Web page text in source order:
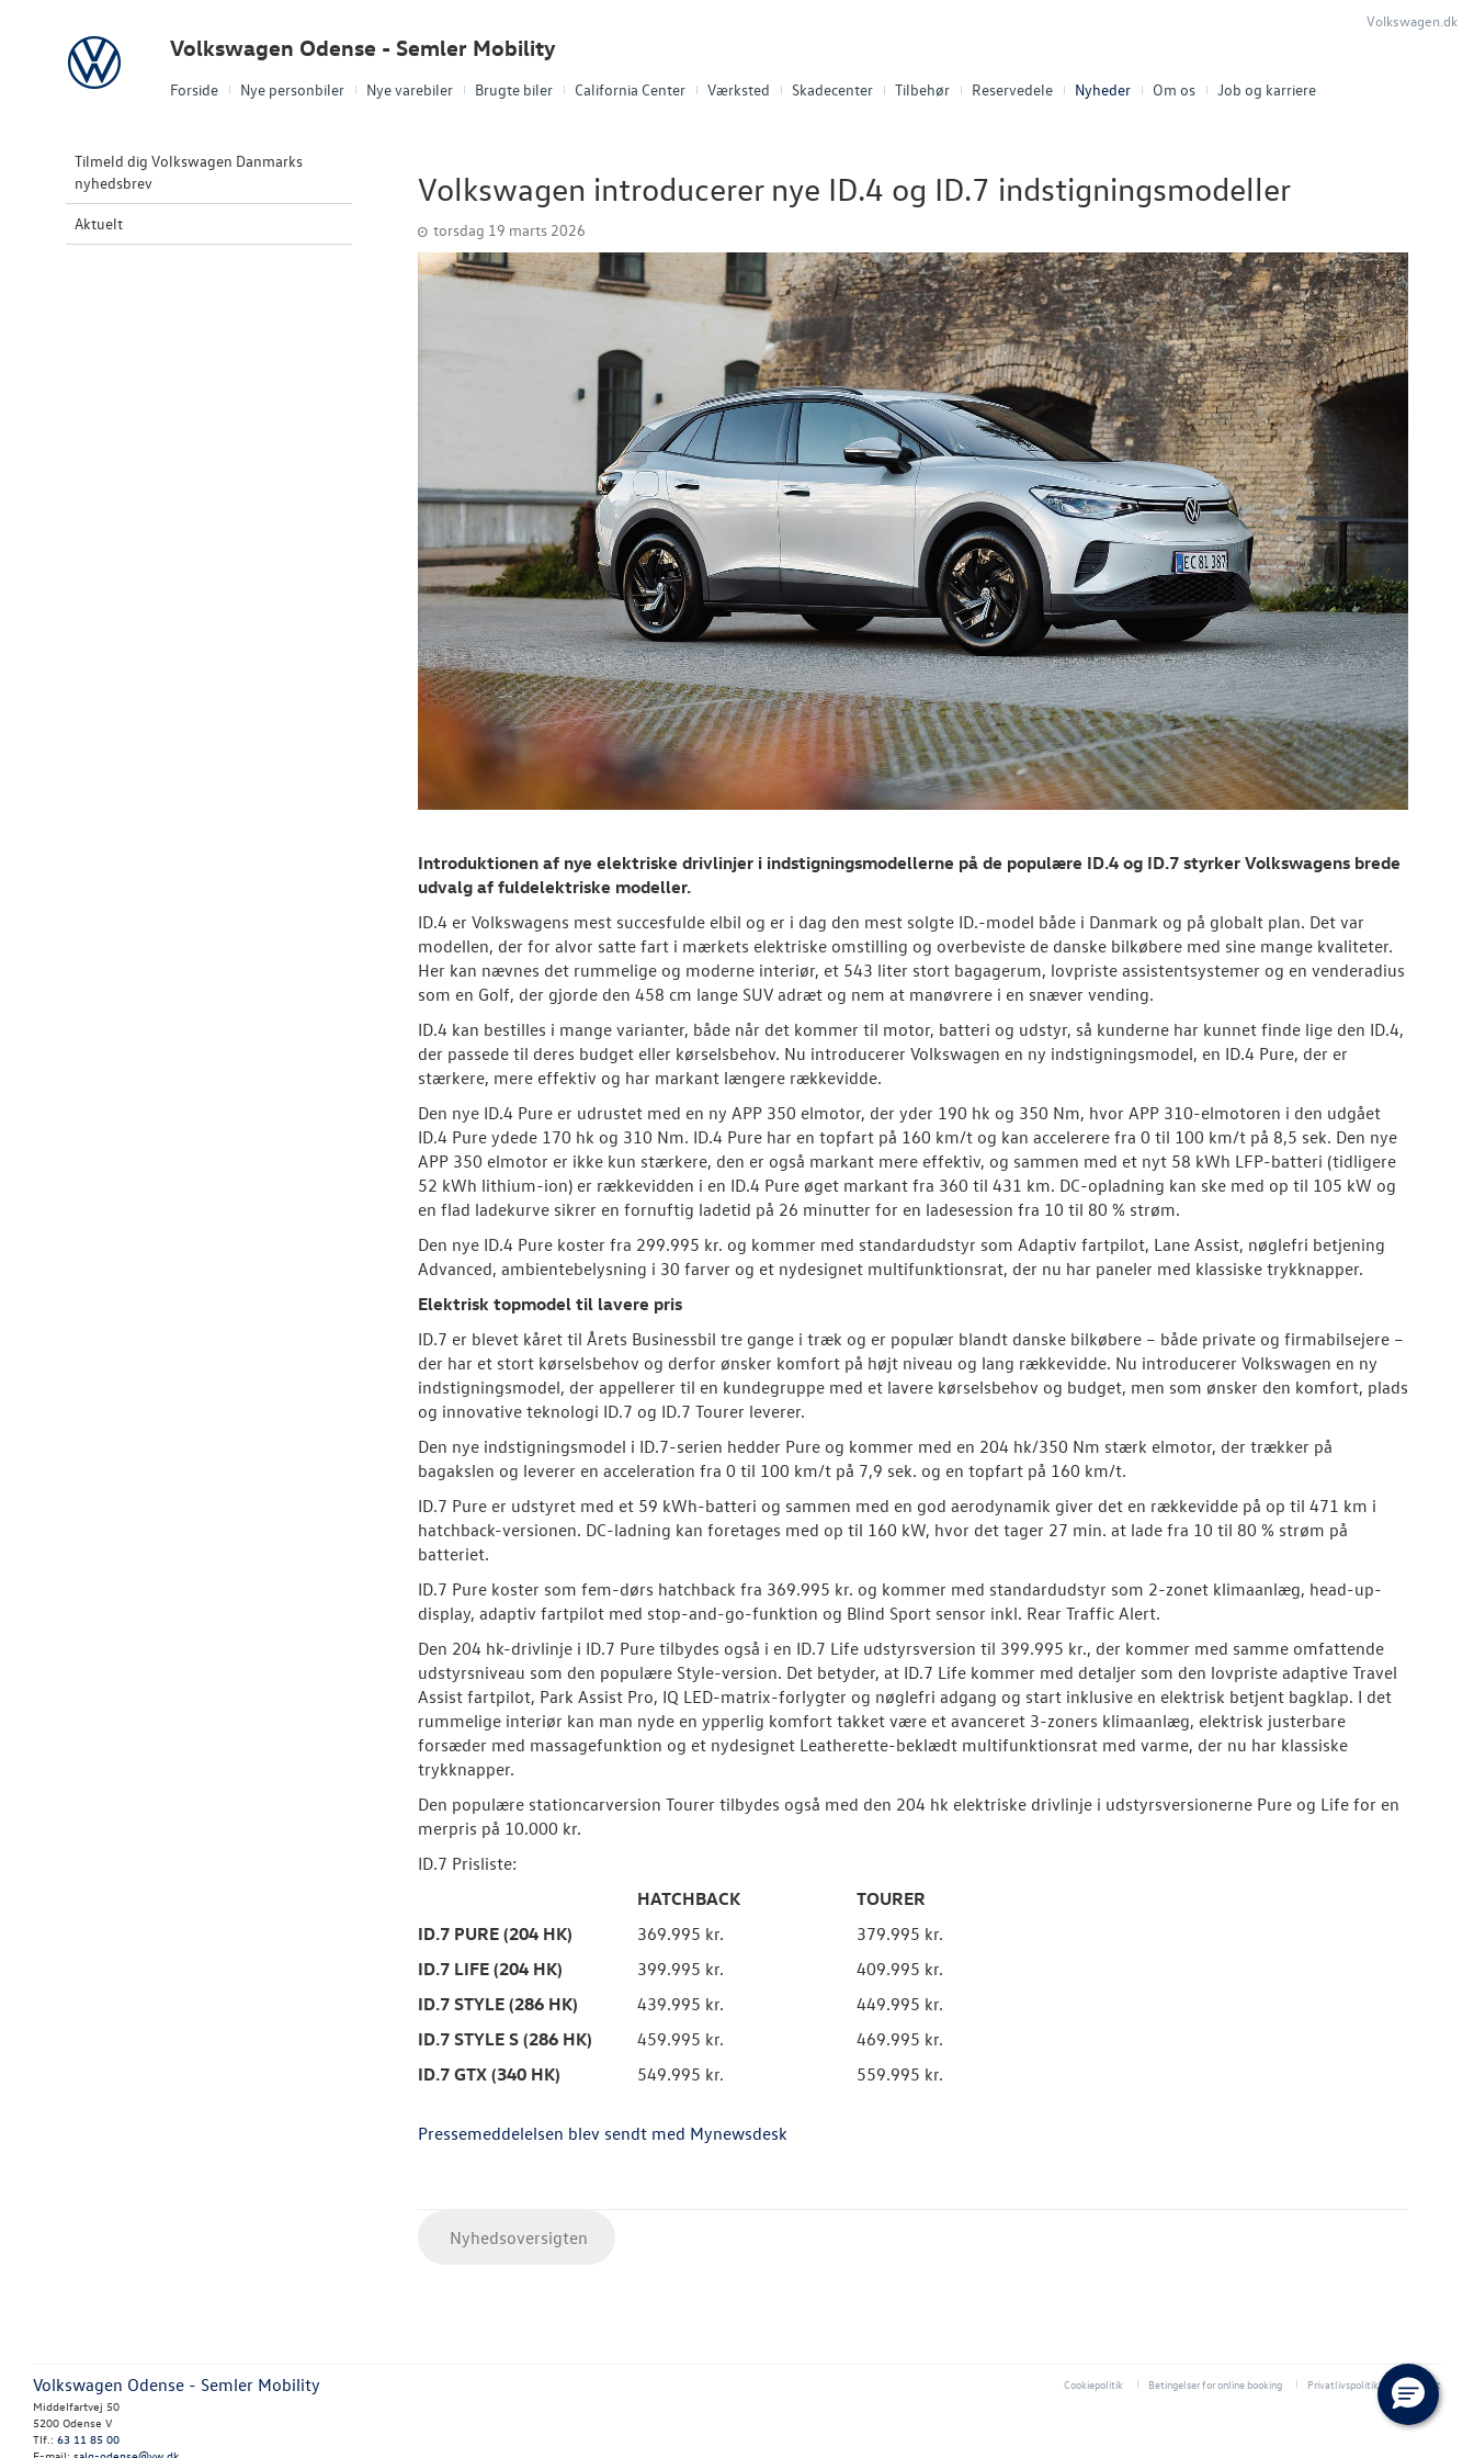
Forside Nye personbiler Nye varebiler Brugte biler California Center Værksted Skadecenter Tilbehør Reservedele Nyheder Om os Job og karriere
Volkswagen Volkswagen Odense - Semler Mobility
Volkswagen.dk
Tilmeld dig Volkswagen Danmarks
nyhedsbrev
Aktuelt
Volkswagen introducerer nye ID.4 og ID.7 indstigningsmodeller
torsdag 19 marts 2026
Introduktionen af nye elektriske drivlinjer i indstigningsmodellerne på de populære ID.4 og ID.7 styrker Volkswagens brede
udvalg af fuldelektriske modeller.
ID.4 er Volkswagens mest succesfulde elbil og er i dag den mest solgte ID.-model både i Danmark og på globalt plan. Det var
modellen, der for alvor satte fart i mærkets elektriske omstilling og overbeviste de danske bilkøbere med sine mange kvaliteter.
Her kan nævnes det rummelige og moderne interiør, et 543 liter stort bagagerum, lovpriste assistentsystemer og en venderadius
som en Golf, der gjorde den 458 cm lange SUV adræt og nem at manøvrere i en snæver vending.
ID.4 kan bestilles i mange varianter, både når det kommer til motor, batteri og udstyr, så kunderne har kunnet finde lige den ID.4,
der passede til deres budget eller kørselsbehov. Nu introducerer Volkswagen en ny indstigningsmodel, en ID.4 Pure, der er
stærkere, mere effektiv og har markant længere rækkevidde.
Den nye ID.4 Pure er udrustet med en ny APP 350 elmotor, der yder 190 hk og 350 Nm, hvor APP 310-elmotoren i den udgået
ID.4 Pure ydede 170 hk og 310 Nm. ID.4 Pure har en topfart på 160 km/t og kan accelerere fra 0 til 100 km/t på 8,5 sek. Den nye
APP 350 elmotor er ikke kun stærkere, den er også markant mere effektiv, og sammen med et nyt 58 kWh LFP-batteri (tidligere
52 kWh lithium-ion) er rækkevidden i en ID.4 Pure øget markant fra 360 til 431 km. DC-opladning kan ske med op til 105 kW og
en flad ladekurve sikrer en fornuftig ladetid på 26 minutter for en ladesession fra 10 til 80 % strøm.
Den nye ID.4 Pure koster fra 299.995 kr. og kommer med standardudstyr som Adaptiv fartpilot, Lane Assist, nøglefri betjening
Advanced, ambientebelysning i 30 farver og et nydesignet multifunktionsrat, der nu har paneler med klassiske trykknapper.
Elektrisk topmodel til lavere pris
ID.7 er blevet kåret til Årets Businessbil tre gange i træk og er populær blandt danske bilkøbere – både private og firmabilsejere –
der har et stort kørselsbehov og derfor ønsker komfort på højt niveau og lang rækkevidde. Nu introducerer Volkswagen en ny
indstigningsmodel, der appellerer til en kundegruppe med et lavere kørselsbehov og budget, men som ønsker den komfort, plads
og innovative teknologi ID.7 og ID.7 Tourer leverer.
Den nye indstigningsmodel i ID.7-serien hedder Pure og kommer med en 204 hk/350 Nm stærk elmotor, der trækker på
bagakslen og leverer en acceleration fra 0 til 100 km/t på 7,9 sek. og en topfart på 160 km/t.
ID.7 Pure er udstyret med et 59 kWh-batteri og sammen med en god aerodynamik giver det en rækkevidde på op til 471 km i
hatchback-versionen. DC-ladning kan foretages med op til 160 kW, hvor det tager 27 min. at lade fra 10 til 80 % strøm på
batteriet.
ID.7 Pure koster som fem-dørs hatchback fra 369.995 kr. og kommer med standardudstyr som 2-zonet klimaanlæg, head-up-
display, adaptiv fartpilot med stop-and-go-funktion og Blind Sport sensor inkl. Rear Traffic Alert.
Den 204 hk-drivlinje i ID.7 Pure tilbydes også i en ID.7 Life udstyrsversion til 399.995 kr., der kommer med samme omfattende
udstyrsniveau som den populære Style-version. Det betyder, at ID.7 Life kommer med detaljer som den lovpriste adaptive Travel
Assist fartpilot, Park Assist Pro, IQ LED-matrix-forlygter og nøglefri adgang og start inklusive en elektrisk betjent bagklap. I det
rummelige interiør kan man nyde en ypperlig komfort takket være et avanceret 3-zoners klimaanlæg, elektrisk justerbare
forsæder med massagefunktion og et nydesignet Leatherette-beklædt multifunktionsrat med varme, der nu har klassiske
trykknapper.
Den populære stationcarversion Tourer tilbydes også med den 204 hk elektriske drivlinje i udstyrsversionerne Pure og Life for en
merpris på 10.000 kr.
ID.7 Prisliste:
HATCHBACK
TOURER
ID.7 PURE (204 HK)
369.995 kr.
379.995 kr.
ID.7 LIFE (204 HK)
399.995 kr.
409.995 kr.
ID.7 STYLE (286 HK)
439.995 kr.
449.995 kr.
ID.7 STYLE S (286 HK)
459.995 kr.
469.995 kr.
ID.7 GTX (340 HK)
549.995 kr. 559.995 kr.
Pressemeddelelsen blev sendt med Mynewsdesk
Nyhedsoversigten
Volkswagen Odense - Semler Mobility
Middelfartvej 50
5200 Odense V
Tlf.: 63 11 85 00
Cookiepolitik Betingelser for online booking Privatlivspolitik Kontakt